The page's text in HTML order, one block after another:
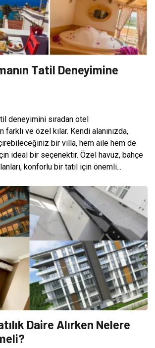
Tatil Deneyimine
deneyimini sıradan otel
farklı ve özel kılar. Kendi alanınızda,
bir villa, hem aile hem de
ideal bir seçenektir. Özel havuz, bahçe
konforlu bir tatil için önemli...
Daire Alırken Nelere